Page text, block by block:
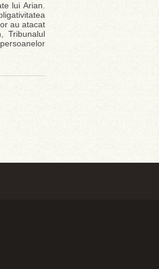
lui Arian.
au atacat
Tribunalul